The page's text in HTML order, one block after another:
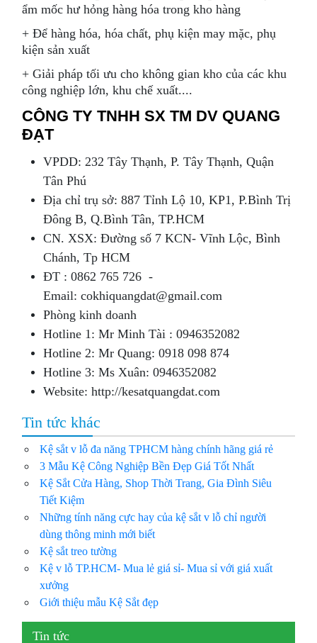
ẩm mốc hư hỏng hàng hóa trong kho hàng
+ Để hàng hóa, hóa chất, phụ kiện may mặc, phụ
kiện sản xuất
+ Giải pháp tối ưu cho không gian kho của các khu
công nghiệp lớn, khu chế xuất....
CÔNG TY TNHH SX TM DV QUANG
ĐẠT
VPDD: 232 Tây Thạnh, P. Tây Thạnh, Quận
Tân Phú
Địa chỉ trụ sở: 887 Tỉnh Lộ 10, KP1, P.Bình Trị
Đông B, Q.Bình Tân, TP.HCM
CN. XSX: Đường số 7 KCN- Vĩnh Lộc, Bình
Chánh, Tp HCM
ÐT : 0862 765 726 -
Email: cokhiquangdat@gmail.com
Phòng kinh doanh
Hotline 1: Mr Minh Tài : 0946352082
Hotline 2: Mr Quang: 0918 098 874
Hotline 3: Ms Xuân: 0946352082
Website: http://kesatquangdat.com
Tin tức khác
Kệ sắt v lỗ đa năng TPHCM hàng chính hãng giá rẻ
3 Mẫu Kệ Công Nghiệp Bền Đẹp Giá Tốt Nhất
Kệ Sắt Cửa Hàng, Shop Thời Trang, Gia Đình Siêu
Tiết Kiệm
Những tính năng cực hay của kệ sắt v lỗ chỉ người
dùng thông minh mới biết
Kệ sắt treo tường
Kệ v lỗ TP.HCM- Mua lẻ giá sỉ- Mua sỉ với giá xuất
xưởng
Giới thiệu mẫu Kệ Sắt đẹp
Tin tức